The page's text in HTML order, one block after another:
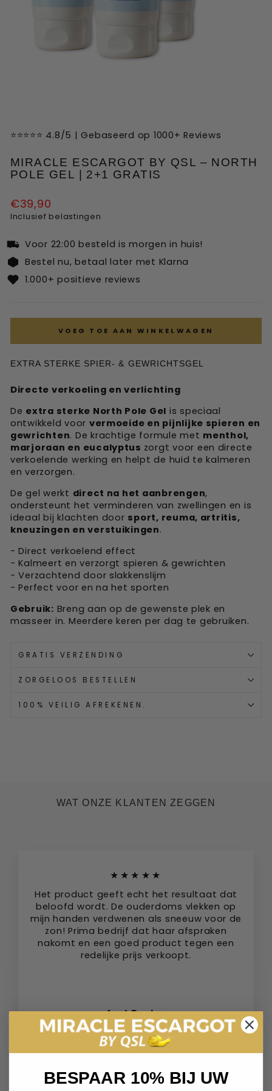
invalid url input
⭐⭐⭐⭐⭐ 4.8/5 | Gebaseerd op 1000+ Reviews
MIRACLE ESCARGOT BY QSL – NORTH
POLE GEL | 2+1 GRATIS
Normale
prijs
€39,90
Inclusief belastingen
Voor 22:00 besteld is morgen in huis!
Bestel nu, betaal later met Klarna
1.000+ positieve reviews
VOEG TOE AAN WINKELWAGEN
EXTRA STERKE SPIER- & GEWRICHTSGEL
Directe verkoeling en verlichting
De extra sterke North Pole Gel is speciaal
ontwikkeld voor vermoeide en pijnlijke spieren en
gewrichten. De krachtige formule met menthol,
marjoraan en eucalyptus zorgt voor een directe
verkoelende werking en helpt de huid te kalmeren
en verzorgen.
De gel werkt direct na het aanbrengen,
ondersteunt het verminderen van zwellingen en is
ideaal bij klachten door sport, reuma, artritis,
kneuzingen en verstuikingen.
- Direct verkoelend effect
- Kalmeert en verzorgt spieren & gewrichten
- Verzachtend door slakkenslijm
- Perfect voor en na het sporten
Gebruik: Breng aan op de gewenste plek en
masseer in. Meerdere keren per dag te gebruiken.
GRATIS VERZENDING
ZORGELOOS BESTELLEN
100% VEILIG AFREKENEN.
WAT ONZE KLANTEN ZEGGEN
★★★★★
Het product geeft echt het resultaat dat
beloofd wordt. De ouderdoms vlekken op
mijn handen verdwenen als sneeuw voor de
zon! Prima bedrijf dat haar afspraken
nakomt en een goed product tegen een
redelijke prijs verkoopt.
Aart Beelen
Tilburg, Nederland
BESPAAR 10% BIJ UW